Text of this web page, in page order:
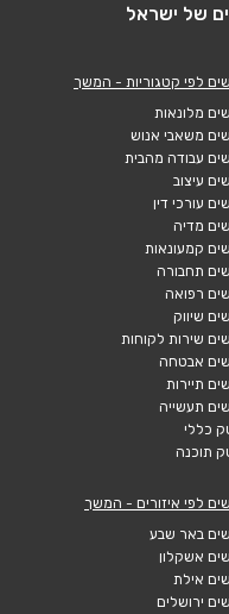
לפי קטגוריות - המשך
מלונאות
משאבי אנוש
עבודה מהבית
עיצוב
עורכי דין
מדיה
קמעונאות
תחבורה
רפואה
שיווק
שירות לקוחות
אבטחה
תיירות
תעשייה
כללי
תוכנה
לפי איזורים - המשך
באר שבע
אשקלון
אילת
ירושלים